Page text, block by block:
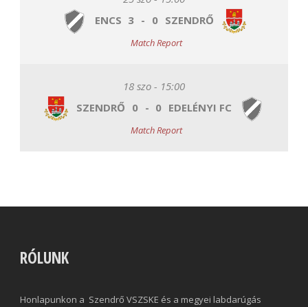
ENCS 3 - 0 SZENDRŐ
Match Report
18 szo - 15:00
SZENDRŐ 0 - 0 EDELÉNYI FC
Match Report
RÓLUNK
Honlapunkon a Szendrő VSZSKE és a megyei labdarúgás